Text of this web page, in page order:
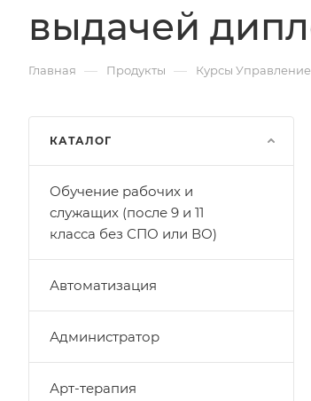
выдачей
Главная — Продукты — Курсы
КАТАЛОГ
Обучение рабочих и
служащих (после 9 и 11
класса без СПО или ВО)
Автоматизация
Администратор
Арт-терапия